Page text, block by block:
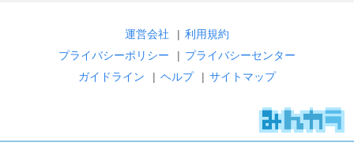
運営会社 | 利用規約
プライバシーポリシー
| プライバシーセンター
ガイドライン
| ヘルプ | サイトマップ